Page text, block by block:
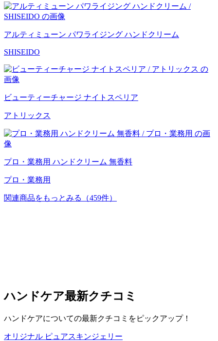
アルティミューン パワライジング ハンドクリーム
SHISEIDO
ビューティーチャージ ナイトスペリア
アトリックス
プロ・業務用 ハンドクリーム 無香料
プロ・業務用
関連商品をもっとみる （459件）
ハンドケア最新クチコミ
ハンドケアについての最新クチコミをピックアップ！
オリジナル ピュアスキンジェリー